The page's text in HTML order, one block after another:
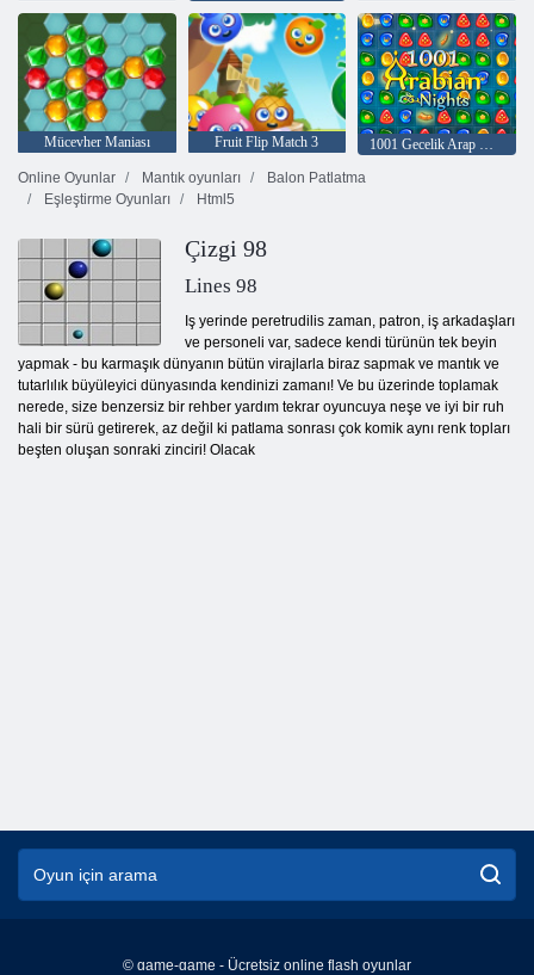
Mücevher Maniası Fruit Flip Match 3
Online Oyunlar
Mantık oyunları
Balon Patlatma
Eşleştirme Oyunları
Html5
Çizgi 98
Lines 98
Iş yerinde peretrudilis zaman, patron, iş arkadaşları
ve personeli var, sadece kendi türünün tek beyin
yapmak - bu karmaşık dünyanın bütün virajlarla biraz sapmak ve mantık ve
tutarlılık büyüleyici dünyasında kendinizi zamanı! Ve bu üzerinde toplamak
nerede, size benzersiz bir rehber yardım tekrar oyuncuya neşe ve iyi bir ruh
hali bir sürü getirerek, az değil ki patlama sonrası çok komik aynı renk topları
beşten oluşan sonraki zinciri! Olacak
© game-game - Ücretsiz online flash oyunlar